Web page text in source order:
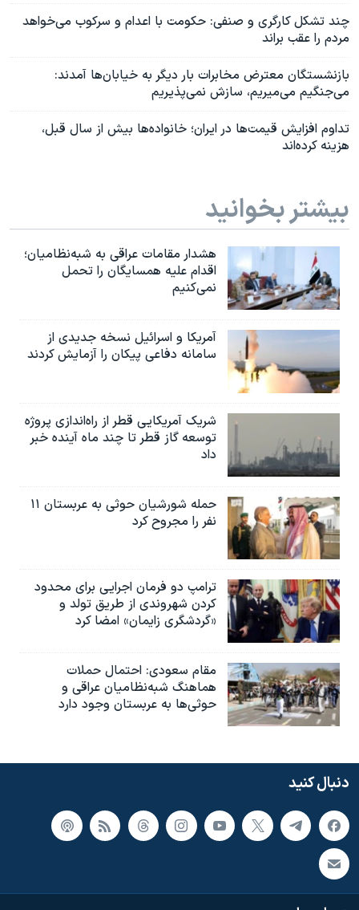
چند تشکل کارگری و صنفی: حکومت با اعدام و سرکوب می‌خواهد
مردم را عقب براند
بازنشستگان معترض مخابرات بار دیگر به خیابان‌ها آمدند:
می‌جنگیم می‌میریم، سازش نمی‌پذیریم
تداوم افزایش قیمت‌ها در ایران؛ خانواده‌ها بیش از سال قبل،
هزینه کرده‌اند
بیشتر بخوانید
هشدار مقامات عراقی به شبه‌نظامیان؛
اقدام علیه همسایگان را تحمل
نمی‌کنیم
آمریکا و اسرائیل نسخه جدیدی از
سامانه دفاعی پیکان را آزمایش کردند
شریک آمریکایی قطر از راه‌اندازی پروژه
توسعه گاز قطر تا چند ماه آینده خبر
داد
حمله شورشیان حوثی به عربستان ۱۱
نفر را مجروح کرد
ترامپ دو فرمان اجرایی برای محدود
کردن شهروندی از طریق تولد و
«گردشگری زایمان» امضا کرد
مقام سعودی: احتمال حملات
هماهنگ شبه‌نظامیان عراقی و
حوثی‌ها به عربستان وجود دارد
دنبال کنید